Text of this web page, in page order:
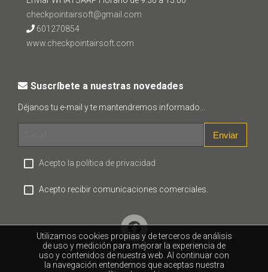
checkpointairsoft@gmail.com
601270854
www.checkpointairsoft.com
Suscríbete a nuestras novedades
Déjanos tu e-mail y te mantendremos informado...
Enviar
Acepto la política de privacidad
Acepto recibir comunicaciones comerciales.
Utilizamos cookies propias y de terceros de análisis
de uso y medición para mejorar la experiencia de
uso y contenidos de nuestra web. Al continuar con
la navegación entendemos que aceptas nuestra